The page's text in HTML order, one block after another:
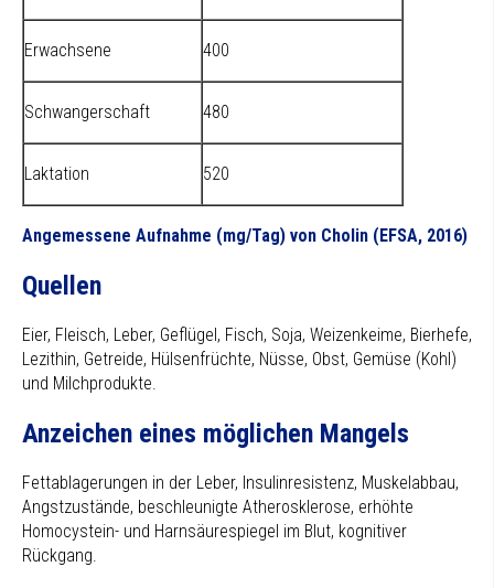
Erwachsene 400
Schwangerschaft 480
Laktation 520
Angemessene Aufnahme (mg/Tag) von Cholin (EFSA, 2016)
Quellen
Eier, Fleisch, Leber, Geflügel, Fisch, Soja, Weizenkeime, Bierhefe,
Lezithin, Getreide, Hülsenfrüchte, Nüsse, Obst, Gemüse (Kohl)
und Milchprodukte.
Anzeichen eines möglichen Mangels
Fettablagerungen in der Leber, Insulinresistenz, Muskelabbau,
Angstzustände, beschleunigte Atherosklerose, erhöhte
Homocystein- und Harnsäurespiegel im Blut, kognitiver
Rückgang.